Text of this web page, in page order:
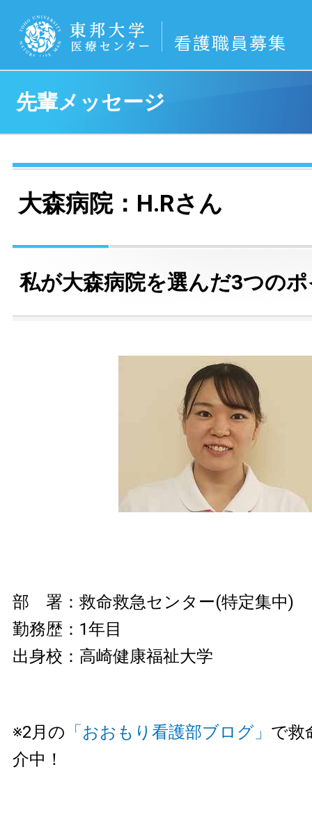
先輩メッセージ
大森病院：H.Rさん
私が大森病院を選んだ3つの
部 署：救命救急センター(特定集中)
勤務歴：1年目
出身校：高崎健康福祉大学
※2月の 「おおもり看護部ブログ」 で救
介中！